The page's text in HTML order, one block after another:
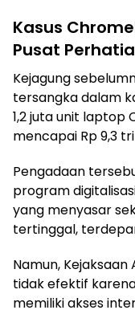
Kasus
Pusat
Kejagung
tersangka dalam
1,2 juta unit laptop
mencapai Rp 9,3
Pengadaan
program
yang menyasar
tertinggal,
Namun,
tidak efektif
memiliki akses